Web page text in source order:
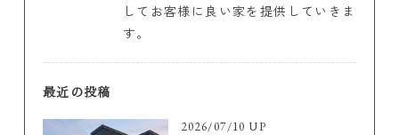
してお客様に良い家を提供していきま
す。
最近の投稿
2026/07/10 UP